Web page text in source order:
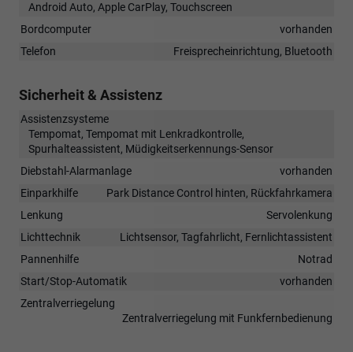
Android Auto, Apple CarPlay, Touchscreen
Bordcomputer
vorhanden
Telefon
Freisprecheinrichtung, Bluetooth
Sicherheit & Assistenz
Assistenzsysteme
Tempomat, Tempomat mit Lenkradkontrolle,
Spurhalteassistent, Müdigkeitserkennungs-Sensor
Diebstahl-Alarmanlage
vorhanden
Einparkhilfe
Park Distance Control hinten, Rückfahrkamera
Lenkung
Servolenkung
Lichttechnik
Lichtsensor, Tagfahrlicht, Fernlichtassistent
Pannenhilfe
Notrad
Start/Stop-Automatik
vorhanden
Zentralverriegelung
Zentralverriegelung mit Funkfernbedienung